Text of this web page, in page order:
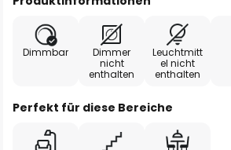
Dimmbar
Dimmer
nicht
enthalten
Leuchtmitt
el nicht
enthalten
Perfekt für diese Bereiche